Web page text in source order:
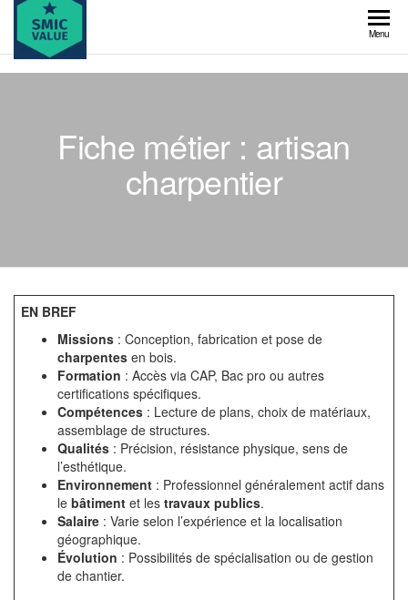
Skip
the
content
value
Menu
Fiche métier : artisan
charpentier
EN BREF
Missions : Conception, fabrication et pose de
charpentes en bois.
Formation : Accès via CAP, Bac pro ou autres
certifications spécifiques.
Compétences : Lecture de plans, choix de matériaux,
assemblage de structures.
Qualités : Précision, résistance physique, sens de
l’esthétique.
Environnement : Professionnel généralement actif dans
le bâtiment et les travaux publics.
Salaire : Varie selon l’expérience et la localisation
géographique.
Évolution : Possibilités de spécialisation ou de gestion
de chantier.